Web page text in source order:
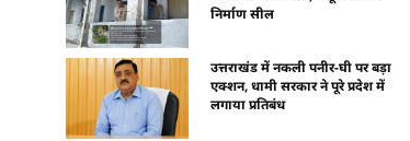
निर्माण सील
उत्तराखंड में नकली पनीर-घी पर बड़ा
एक्शन, धामी सरकार ने पूरे प्रदेश में
लगाया प्रतिबंध